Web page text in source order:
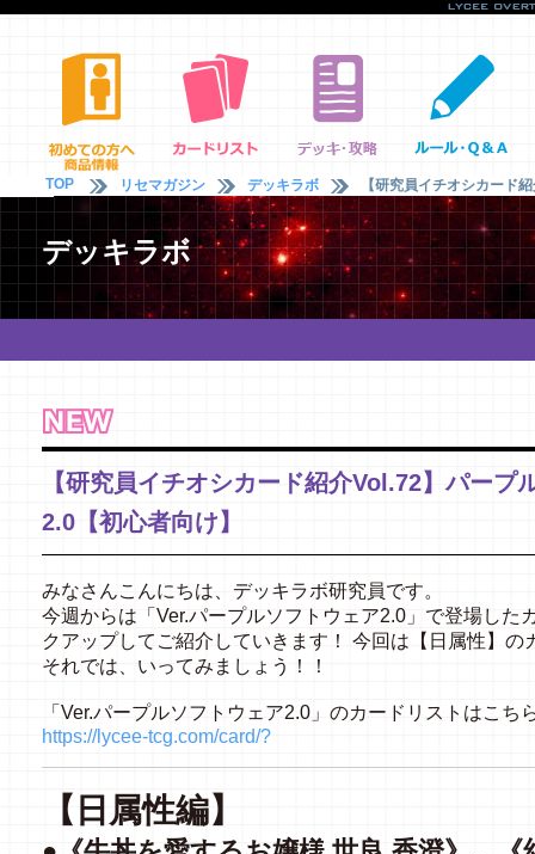
TOP リセマガジン デッキラボ 【研究員イチオシカード
デッキラボ
【研究員イチオシカード紹介Vol.72】パープ
2.0【初心者向け】
みなさんこんにちは、デッキラボ研究員です。
今週からは「Ver.パープルソフトウェア2.0」で登場した
クアップしてご紹介していきます！ 今回は【日属性】の
それでは、いってみましょう！！
「Ver.パープルソフトウェア2.0」のカードリストはこち
https://lycee-tcg.com/card/?
【日属性編】